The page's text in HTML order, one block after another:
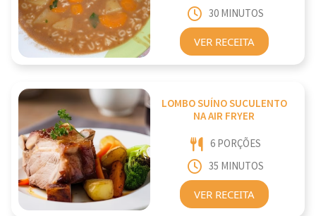
30 MINUTOS
VER RECEITA
LOMBO SUÍNO SUCULENTO
NA AIR FRYER
6 PORÇÕES
35 MINUTOS
VER RECEITA